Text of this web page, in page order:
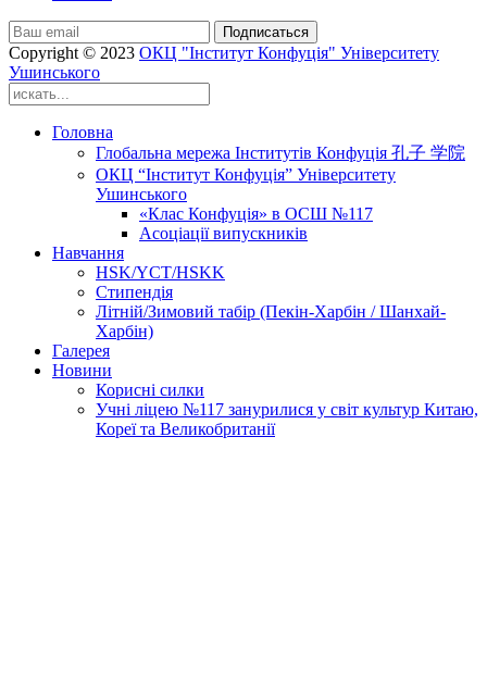
Подписаться
Copyright © 2023 ОКЦ "Інститут Конфуція" Університету
Ушинського
Головна
Глобальна мережа Інститутів Конфуція 孔子 学院
ОКЦ “Інститут Конфуція” Університету
Ушинського
«Клас Конфуція» в ОСШ №117
Асоціації випускників
Навчання
HSK/YCT/HSKK
Стипендія
Літній/Зимовий табір (Пекін-Харбін / Шанхай-
Харбін)
Галерея
Новини
Корисні силки
Учні ліцею №117 занурилися у світ культур Китаю,
Кореї та Великобританії